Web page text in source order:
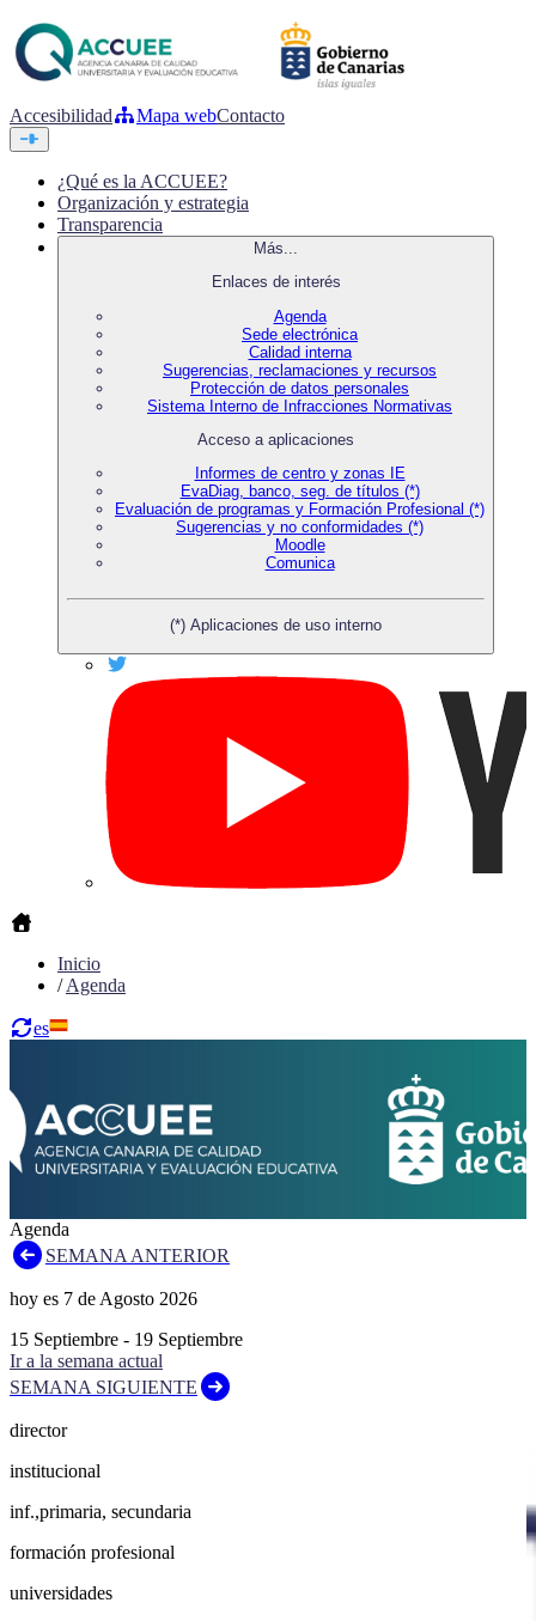
Accesibilidad Mapa webContacto
¿Qué es la ACCUEE?
Organización y estrategia
Transparencia
Más...
Enlaces de interés
Agenda
Sede electrónica
Calidad interna
Sugerencias, reclamaciones y recursos
Protección de datos personales
Sistema Interno de Infracciones Normativas
Acceso a aplicaciones
Informes de centro y zonas IE
EvaDiag, banco, seg. de títulos (*)
Evaluación de programas y Formación Profesional (*)
Sugerencias y no conformidades (*)
Moodle
Comunica
(*) Aplicaciones de uso interno
Inicio
/Agenda
es
Agenda
SEMANA ANTERIOR
hoy es 7 de Agosto 2026
15 Septiembre - 19 Septiembre
Ir a la semana actual
SEMANA SIGUIENTE
director
institucional
inf.,primaria, secundaria
formación profesional
universidades